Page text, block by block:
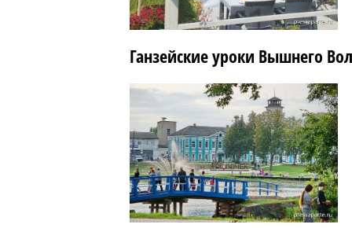
Ганзейские уроки Вышнего